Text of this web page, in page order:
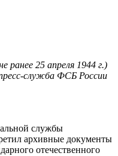
ранее 25 апреля 1944 г.)
служба ФСБ России
службы
архивные документы
отечественного